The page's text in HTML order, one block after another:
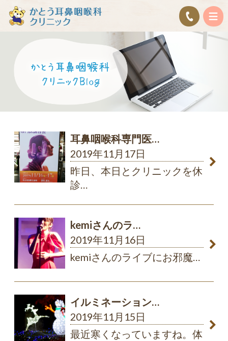
耳鼻咽喉科専門医…
2019年11月17日
昨日、本日とクリニックを休
診…
kemiさんのラ…
2019年11月16日
kemiさんのライブにお邪魔…
イルミネーション…
2019年11月15日
最近寒くなっていますね。体